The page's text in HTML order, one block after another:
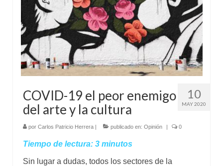
10
MAY 2020
COVID-19 el peor enemigo
del arte y la cultura
por Carlos Patricio Herrera | publicado en: Opinión | 0
Tiempo de lectura: 3 minutos
Sin lugar a dudas, todos los sectores de la